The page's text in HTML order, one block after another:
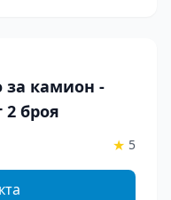
за камион -
2 броя
★ 5